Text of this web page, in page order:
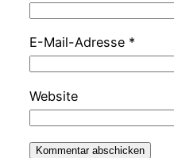
E-Mail-Adresse *
Website